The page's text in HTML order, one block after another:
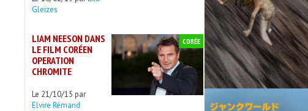
Gleizes
LIAM NEESON DANS
LE FILM CORÉEN
OPERATION
CHROMITE
Le 21/10/15 par
Elvire Rémand
CORÉE